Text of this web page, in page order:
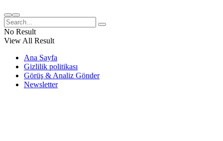
No Result
View All Result
Ana Sayfa
Gizlilik politikası
Görüş & Analiz Gönder
Newsletter